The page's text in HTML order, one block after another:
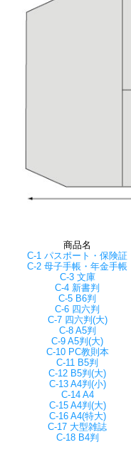
商品名
C-1 パスポート・保険証
C-2 母子手帳・年金手帳
C-3 文庫
C-4 新書判
C-5 B6判
C-6 四六判
C-7 四六判(大)
C-8 A5判
C-9 A5判(大)
C-10 PC教則本
C-11 B5判
C-12 B5判(大)
C-13 A4判(小)
C-14 A4
C-15 A4判(大)
C-16 A4(特大)
C-17 大型雑誌
C-18 B4判